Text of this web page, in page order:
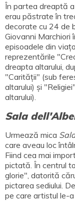
În partea dreaptă a
erau păstrate în
decorate cu 24 de
Giovanni
episoadele din
reprezentările
dreapta altarului,
"Carității" (sub
altarului) și
altarului).
Sala
Urmează mica
care aveau loc
Fiind cea mai
pictată. În centrul
glorie", datorită
pictarea sediului.
pe care artistul le-